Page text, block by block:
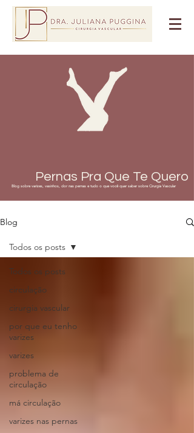
Pernas Pra Que Te Quero
Blog sobre varizes, vasinhos, dor nas pernas e tudo o que você quer saber sobre Cirurgia Vascular
Blog
Todos os posts
circulação
cirurgia vascular
por que eu tenho
varizes
varizes
problema de
circulação
má circulação
varizes nas pernas
Todos os posts